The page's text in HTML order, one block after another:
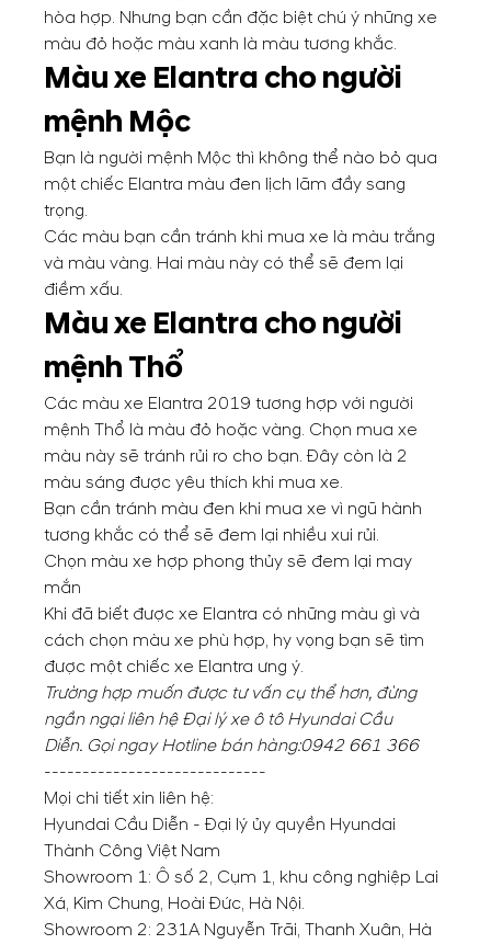
hòa hợp. Nhưng bạn cần đặc biệt chú ý những xe
màu đỏ hoặc màu xanh là màu tương khắc.
Màu xe Elantra cho người
mệnh Mộc
Bạn là người mệnh Mộc thì không thể nào bỏ qua
một chiếc Elantra màu đen lịch lãm đầy sang
trọng.
Các màu bạn cần tránh khi mua xe là màu trắng
và màu vàng. Hai màu này có thể sẽ đem lại
điềm xấu.
Màu xe Elantra cho người
mệnh Thổ
Các màu xe Elantra 2019 tương hợp với người
mệnh Thổ là màu đỏ hoặc vàng. Chọn mua xe
màu này sẽ tránh rủi ro cho bạn. Đây còn là 2
màu sáng được yêu thích khi mua xe.
Bạn cần tránh màu đen khi mua xe vì ngũ hành
tương khắc có thể sẽ đem lại nhiều xui rủi.
Chọn màu xe hợp phong thủy sẽ đem lại may
mắn
Khi đã biết được xe Elantra có những màu gì và
cách chọn màu xe phù hợp, hy vọng bạn sẽ tìm
được một chiếc xe Elantra ưng ý.
Trường hợp muốn được tư vấn cụ thể hơn, đừng
ngần ngại liên hệ Đại lý xe ô tô Hyundai Cầu
Diễn. Gọi ngay Hotline bán hàng:0942 661 366
-----------------------------
Mọi chi tiết xin liên hệ:
Hyundai Cầu Diễn - Đại lý ủy quyền Hyundai
Thành Công Việt Nam
Showroom 1: Ô số 2, Cụm 1, khu công nghiệp Lai
Xá, Kim Chung, Hoài Đức, Hà Nội.
Showroom 2: 231A Nguyễn Trãi, Thanh Xuân, Hà